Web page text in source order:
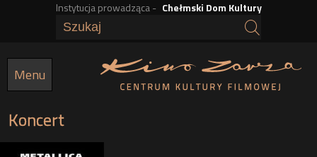
Przejdź
treści
Instytucja prowadząca - Chełmski Dom Kultury
Menu
Koncert